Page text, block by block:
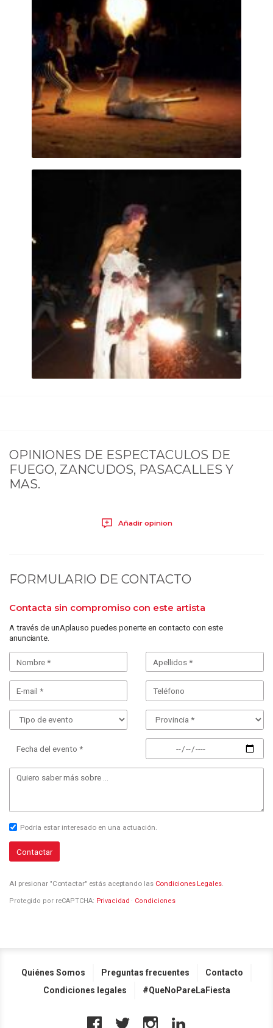
OPINIONES DE ESPECTACULOS DE
FUEGO, ZANCUDOS, PASACALLES Y
MAS.
Añadir opinion
FORMULARIO DE CONTACTO
Contacta sin compromiso con este artista
A través de unAplauso puedes ponerte en contacto con este
anunciante.
Fecha del evento *
Podría estar interesado en una actuación.
Contactar
Al presionar "Contactar" estás aceptando las Condiciones Legales.
Protegido por reCAPTCHA: Privacidad · Condiciones
Quiénes Somos Preguntas frecuentes
Contacto
Condiciones legales
#QueNoPareLaFiesta